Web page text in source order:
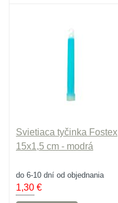
Svietiaca tyčinka Fostex
15x1,5 cm - modrá
do 6-10 dní od objednania
1,30 €